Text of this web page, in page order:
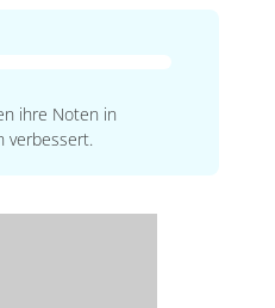
ihre Noten in
verbessert.